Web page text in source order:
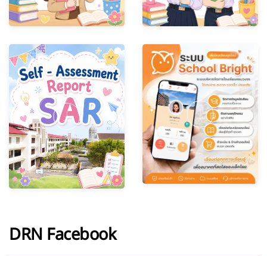
DRN Facebook